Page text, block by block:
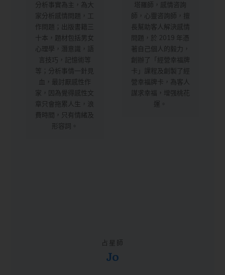
分析事實為主，為大
家分析感情問題，工
作問題；出版書籍三
十本，題材包括男女
心理學，潛意識，語
言技巧，記憶術等
等；分析事情一針見
血，最討厭感性作
家，因為覺得感性文
章只會拖累人生，浪
費時間，只有情緒及
形容詞。
塔羅師，感情咨詢
師，心靈咨詢師，擅
長幫助客人解決感情
問題，於 2019 年憑
著自己個人的毅力，
創辦了「經營幸福牌
卡」課程及創製了經
營幸福牌卡，為客人
謀求幸福，增强桃花
運。
占星師
Jo